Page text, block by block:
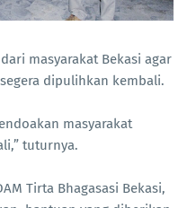
masyarakat Bekasi agar
dipulihkan kembali.
masyarakat
tuturnya.
Tirta Bhagasasi Bekasi,